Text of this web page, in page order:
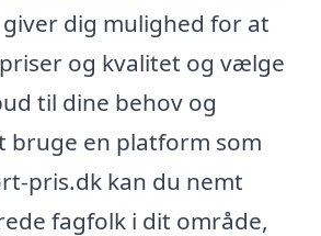
dig mulighed for at
og kvalitet og vælge
til dine behov og
bruge en platform som
pris.dk kan du nemt
fagfolk i dit område,